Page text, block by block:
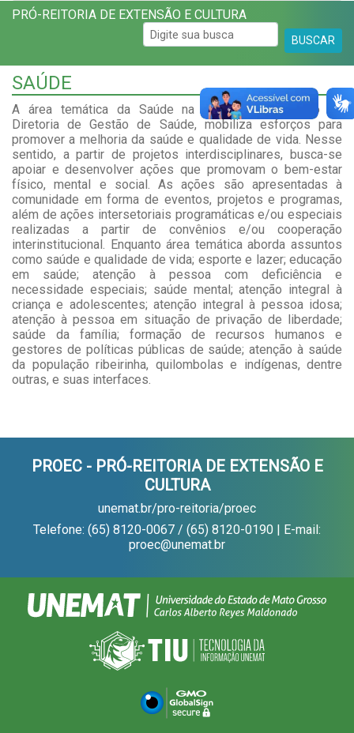
PRÓ-REITORIA DE EXTENSÃO E CULTURA
BUSCAR
SAÚDE
A área temática da Saúde na extensão, por meio da
Diretoria de Gestão de Saúde, mobiliza esforços para
promover a melhoria da saúde e qualidade de vida. Nesse
sentido, a partir de projetos interdisciplinares, busca-se
apoiar e desenvolver ações que promovam o bem-estar
físico, mental e social. As ações são apresentadas à
comunidade em forma de eventos, projetos e programas,
além de ações intersetoriais programáticas e/ou especiais
realizadas a partir de convênios e/ou cooperação
interinstitucional. Enquanto área temática aborda assuntos
como saúde e qualidade de vida; esporte e lazer; educação
em saúde; atenção à pessoa com deficiência e
necessidade especiais; saúde mental; atenção integral à
criança e adolescentes; atenção integral à pessoa idosa;
atenção à pessoa em situação de privação de liberdade;
saúde da família; formação de recursos humanos e
gestores de políticas públicas de saúde; atenção à saúde
da população ribeirinha, quilombolas e indígenas, dentre
outras, e suas interfaces.
PROEC - PRÓ-REITORIA DE EXTENSÃO E
CULTURA
unemat.br/pro-reitoria/proec
Telefone: (65) 8120-0067 / (65) 8120-0190 | E-mail:
proec@unemat.br